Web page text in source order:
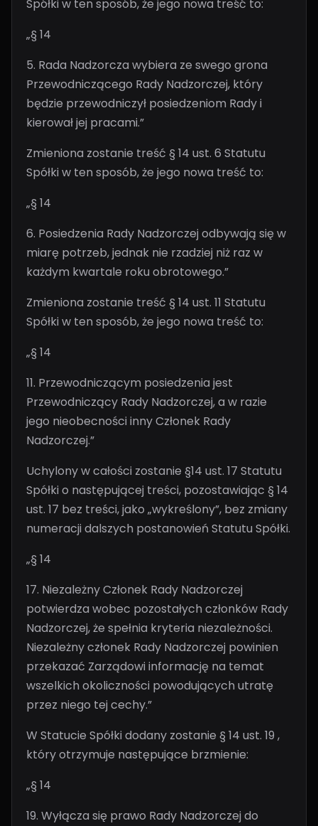
Spółki w ten sposób, że jego nowa treść to:
„§ 14
5. Rada Nadzorcza wybiera ze swego grona
Przewodniczącego Rady Nadzorczej, który
będzie przewodniczył posiedzeniom Rady i
kierował jej pracami.”
Zmieniona zostanie treść § 14 ust. 6 Statutu
Spółki w ten sposób, że jego nowa treść to:
„§ 14
6. Posiedzenia Rady Nadzorczej odbywają się w
miarę potrzeb, jednak nie rzadziej niż raz w
każdym kwartale roku obrotowego.”
Zmieniona zostanie treść § 14 ust. 11 Statutu
Spółki w ten sposób, że jego nowa treść to:
„§ 14
11. Przewodniczącym posiedzenia jest
Przewodniczący Rady Nadzorczej, a w razie
jego nieobecności inny Członek Rady
Nadzorczej.”
Uchylony w całości zostanie §14 ust. 17 Statutu
Spółki o następującej treści, pozostawiając § 14
ust. 17 bez treści, jako „wykreślony”, bez zmiany
numeracji dalszych postanowień Statutu Spółki.
„§ 14
17. Niezależny Członek Rady Nadzorczej
potwierdza wobec pozostałych członków Rady
Nadzorczej, że spełnia kryteria niezależności.
Niezależny członek Rady Nadzorczej powinien
przekazać Zarządowi informację na temat
wszelkich okoliczności powodujących utratę
przez niego tej cechy.”
W Statucie Spółki dodany zostanie § 14 ust. 19 ,
który otrzymuje następujące brzmienie:
„§ 14
19. Wyłącza się prawo Rady Nadzorczej do